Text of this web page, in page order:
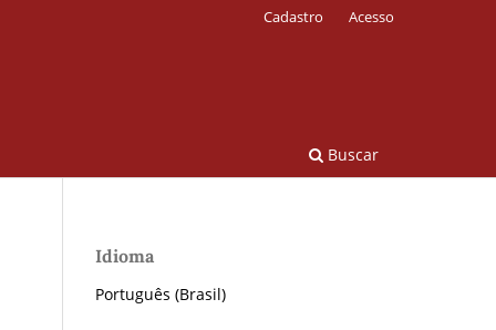
Buscar
Cadastro Acesso
Idioma
Português (Brasil)